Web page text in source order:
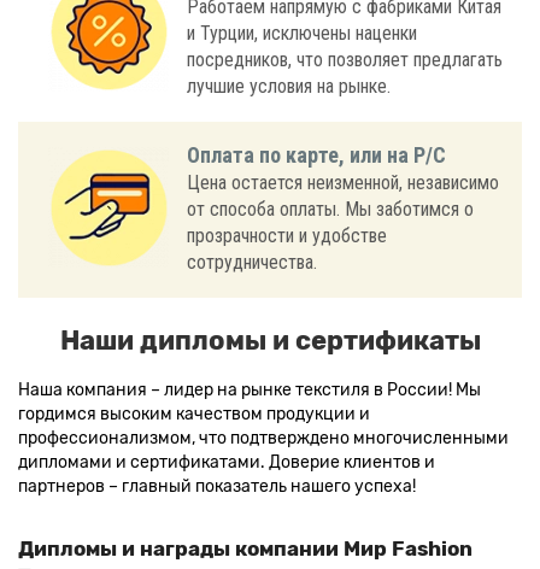
Работаем напрямую с фабриками Китая
и Турции, исключены наценки
посредников, что позволяет предлагать
лучшие условия на рынке.
Оплата по карте, или на Р/С
Цена остается неизменной, независимо
от способа оплаты. Мы заботимся о
прозрачности и удобстве
сотрудничества.
Наши дипломы и сертификаты
Наша компания – лидер на рынке текстиля в России! Мы
гордимся высоким качеством продукции и
профессионализмом, что подтверждено многочисленными
дипломами и сертификатами. Доверие клиентов и
партнеров – главный показатель нашего успеха!
Дипломы и награды компании Мир Fashion